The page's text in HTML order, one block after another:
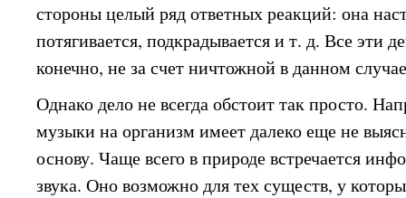
стороны целый ряд ответных реакций: она
потягивается, подкрадывается и т. д. Все эти
конечно, не за счет ничтожной в данном
Однако дело не всегда обстоит так просто.
музыки на организм имеет далеко еще не
основу. Чаще всего в природе встречается
звука. Оно возможно для тех существ, у